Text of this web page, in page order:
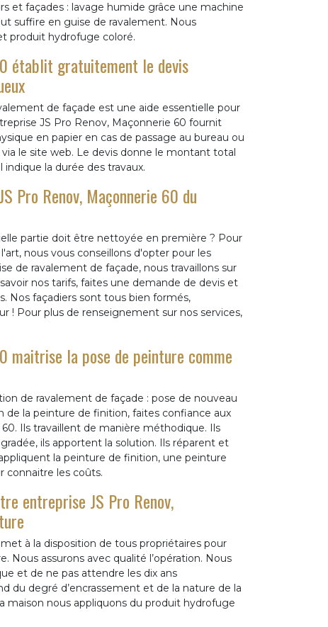
et façades : lavage humide grâce une machine
suffire en guise de ravalement. Nous
produit hydrofuge coloré.
établit gratuitement le devis
de façade est une aide essentielle pour
JS Pro Renov, Maçonnerie 60 fournit
en papier en cas de passage au bureau ou
le site web. Le devis donne le montant total
la durée des travaux.
Pro Renov, Maçonnerie 60 du
partie doit être nettoyée en première ? Pour
nous vous conseillons d'opter pour les
de ravalement de façade, nous travaillons sur
nos tarifs, faites une demande de devis et
Nos façadiers sont tous bien formés,
! Pour plus de renseignement sur nos services,
maitrise la pose de peinture comme
de ravalement de façade : pose de nouveau
de la peinture de finition, faites confiance aux
Ils travaillent de manière méthodique. Ils
ils apportent la solution. Ils réparent et
la peinture de finition, une peinture
connaitre les coûts.
entreprise JS Pro Renov,
à la disposition de tous propriétaires pour
assurons avec qualité l’opération. Nous
et de ne pas attendre les dix ans
du degré d’encrassement et de la nature de la
maison nous appliquons du produit hydrofuge